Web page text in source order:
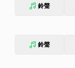
鈴聲
鈴聲